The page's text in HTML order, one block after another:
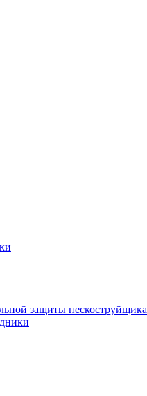
защиты пескоструйщика